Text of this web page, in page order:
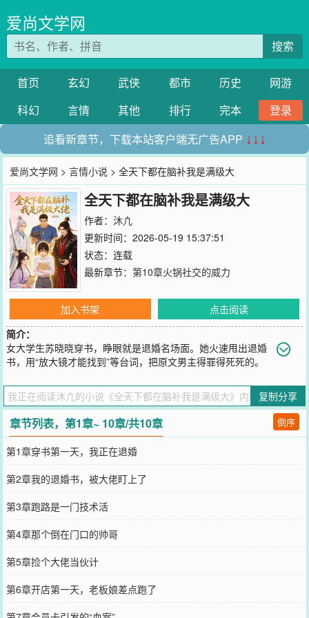
爱尚文学网
搜索
首页 玄幻 武侠 都市 历史
网游
科幻
言情 其他 排行 完本
登录
追看新章节，下载本站客户端无广告APP ↓↓↓
爱尚文学网 >言情小说 > 全天下都在脑补我是满级大
全天下都在脑补我是满级大
作者： 沐凣
更新时间：2026-05-19 15:37:51
状态：连载
最新章节： 第10章火锅社交的威力
加入书架
点击阅读
简介：
女大学生苏晓晓穿书，睁眼就是退婚名场面。她火速甩出退婚
书，用“放大镜才能找到”等台词，把原文男主得罪得死死的。
鱼攒钱养老，但大佬们不允许。剑尊送来功法，魔尊送来法宝，会长
送来黑卡……她开的“员工关怀”“会员积分”体系，被外界解读为精密的
情报网和筛选机制。她越解释“真不是那样”，众人就越觉得她“高深莫
测”，导致各方势力齐聚她的杂货铺，打探这位“隐世高人”。她忙着用
“火锅社交”调和矛盾，用“狼人杀”分解恩怨时，误服了护法自带的“真
话水”直接在众人面前暴露了真实想法，震惊全场。她身份暴露引来质
疑和追杀。千钧一发之际，店员沈渡显露修为，护在她身前。他当众
揭晓自己上古魔神的身份，并宣告：“她不是什么狗屁天道，她是我祖
宗。谁有意见？”事后，他凑到她耳边轻笑：“老板，员工保护费，麻
烦结一下，我只要你。”
您要是觉得《全天下都在脑补我是满级大
您QQ群和微博微信里的朋友推荐哦！
复制分享
章节列表，第1章~ 10章/共10章 倒序
第1章穿书第一天，我正在退婚
第2章我的退婚书，被大佬盯上了
第3章跑路是一门技术活
第4章那个倒在门口的帅哥
第5章捡个大佬当伙计
第6章开店第一天，老板娘差点跑了